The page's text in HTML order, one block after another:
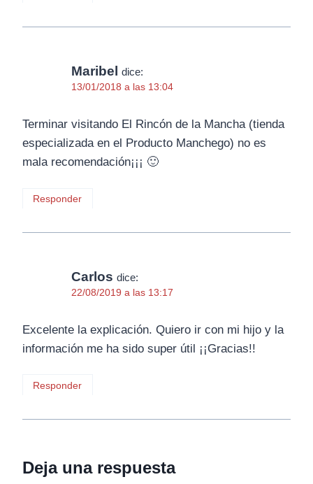
Maribel dice:
13/01/2018 a las 13:04
Terminar visitando El Rincón de la Mancha (tienda
especializada en el Producto Manchego) no es
mala recomendación¡¡¡ 🙂
Responder
Carlos dice:
22/08/2019 a las 13:17
Excelente la explicación. Quiero ir con mi hijo y la
información me ha sido super útil ¡¡Gracias!!
Responder
Deja una respuesta